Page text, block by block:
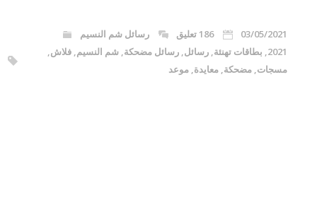
03/05/2021 186 تعليق
رسائل شم النسيم
2021
, بطاقات تهنئة,رسائل,رسائل مضحكة,شم النسيم,فلاش,
مسجات,مضحكة,معايدة,موعد